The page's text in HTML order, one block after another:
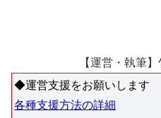
【運営・執筆
◆運営支援をお願いします
各種支援方法の詳細